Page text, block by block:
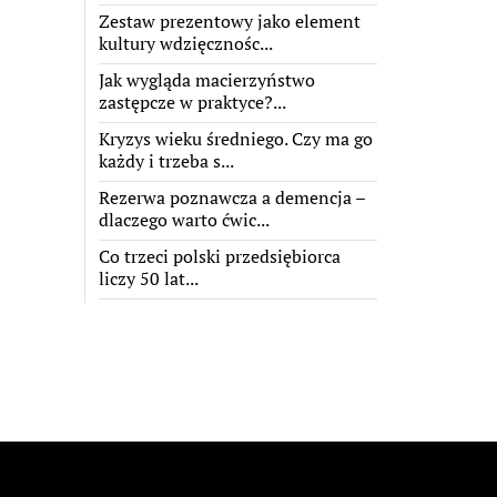
Zestaw prezentowy jako element
kultury wdzięcznośc...
Jak wygląda macierzyństwo
zastępcze w praktyce?...
Kryzys wieku średniego. Czy ma go
każdy i trzeba s...
Rezerwa poznawcza a demencja –
dlaczego warto ćwic...
Co trzeci polski przedsiębiorca
liczy 50 lat...